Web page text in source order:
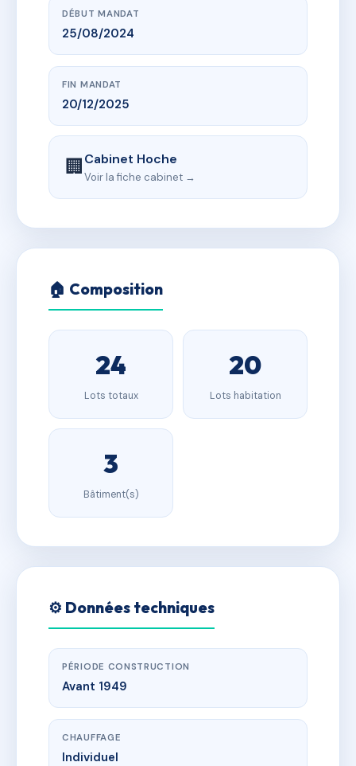
DÉBUT MANDAT
25/08/2024
FIN MANDAT
20/12/2025
🏢Cabinet Hoche
Voir la fiche cabinet →
🏠 Composition
24
Lots totaux
20
Lots habitation
3
Bâtiment(s)
⚙️ Données techniques
PÉRIODE CONSTRUCTION
Avant 1949
CHAUFFAGE
Individuel